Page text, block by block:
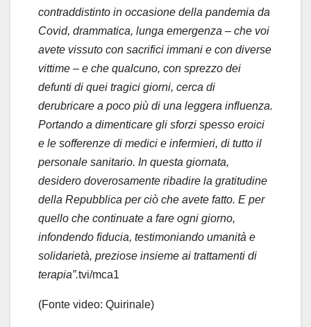
contraddistinto in occasione della pandemia da
Covid, drammatica, lunga emergenza – che voi
avete vissuto con sacrifici immani e con diverse
vittime – e che qualcuno, con sprezzo dei
defunti di quei tragici giorni, cerca di
derubricare a poco più di una leggera influenza.
Portando a dimenticare gli sforzi spesso eroici
e le sofferenze di medici e infermieri, di tutto il
personale sanitario. In questa giornata,
desidero doverosamente ribadire la gratitudine
della Repubblica per ciò che avete fatto. E per
quello che continuate a fare ogni giorno,
infondendo fiducia, testimoniando umanità e
solidarietà, preziose insieme ai trattamenti di
terapia”.tvi/mca1
(Fonte video: Quirinale)